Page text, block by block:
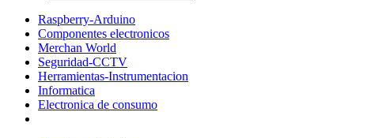
Raspberry-Arduino
Componentes electronicos
Merchan World
Seguridad-CCTV
Herramientas-Instrumentacion
Informatica
Electronica de consumo